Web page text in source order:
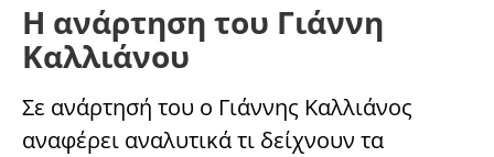
Η ανάρτηση του Γιάννη
Καλλιάνου
Σε ανάρτησή του ο Γιάννης Καλλιάνος
αναφέρει αναλυτικά τι δείχνουν τα